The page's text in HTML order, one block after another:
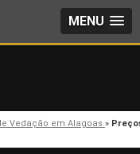
MENU
Vedação em Alagoas »